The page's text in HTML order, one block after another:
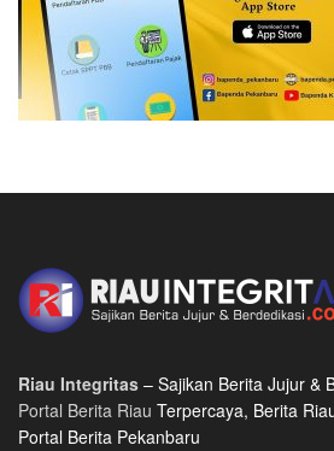
Riau Integritas – Sajikan Berita Jujur &
Portal Berita Riau Terpercaya, Berita
Portal Berita Pekanbaru